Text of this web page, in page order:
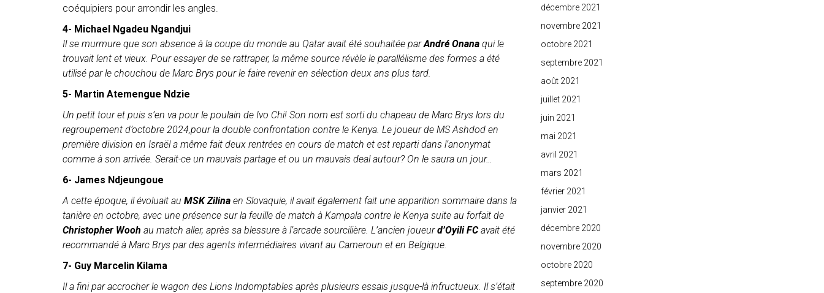
coéquipiers pour arrondir les angles.
4- Michael Ngadeu Ngandjui
Il se murmure que son absence à la coupe du monde au Qatar avait été souhaitée parAndré Onana qui le
trouvait lent et vieux. Pour essayer de se rattraper, la même source révèle le parallélisme des formes a été
utilisé par le chouchou de Marc Brys pour le faire revenir en sélection deux ans plus tard.
5- Martin Atemengue Ndzie
Un petit tour et puis s’en va pour le poulain de Ivo Chi! Son nom est sorti du chapeau de Marc Brys lors du
regroupement d’octobre 2024,pour la double confrontation contre le Kenya. Le joueur de MS Ashdod en
première division en Israël a même fait deux rentrées en cours de match et est reparti dans l’anonymat
comme à son arrivée. Serait-ce un mauvais partage et ou un mauvais deal autour? On le saura un jour…
6- James Ndjeungoue
A cette époque, il évoluait au MSK Zilina en Slovaquie, il avait également fait une apparition sommaire dans la
tanière en octobre, avec une présence sur la feuille de match à Kampala contre le Kenya suite au forfait de
Christopher Wooh au match aller, après sa blessure à l’arcade sourcilière. L’ancien joueurd’Oyili FCavait été
recommandé à Marc Brys par des agents intermédiaires vivant au Cameroun et en Belgique.
7- Guy Marcelin Kilama
Il a fini par accrocher le wagon des Lions Indomptables après plusieurs essais jusque-là infructueux. Il s’était
décembre 2021
novembre 2021
octobre 2021
septembre 2021
août 2021
juillet 2021
juin 2021
mai 2021
avril 2021
mars 2021
février 2021
janvier 2021
décembre 2020
novembre 2020
octobre 2020
septembre 2020